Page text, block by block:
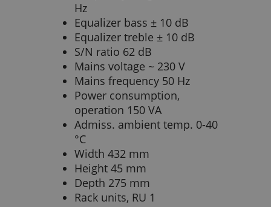
Hz
Equalizer bass ± 10 dB
Equalizer treble ± 10 dB
S/N ratio 62 dB
Mains voltage ~ 230 V
Mains frequency 50 Hz
Power consumption,
operation 150 VA
Admiss. ambient temp. 0-40
°C
Width 432 mm
Height 45 mm
Depth 275 mm
Rack units, RU 1